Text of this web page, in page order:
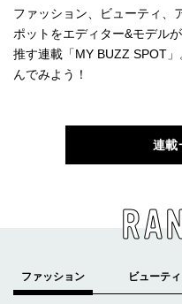
ファッション、ビューティ、
ポットをエディター&モデル
推す連載「MY BUZZ SPOT
んでみよう！
連載